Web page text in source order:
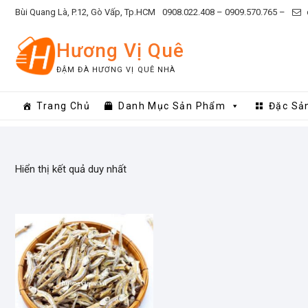
Skip
content
Bùi Quang Là, P.12, Gò Vấp, Tp.HCM 0908.022.408 – 0909.570.765 –
Hương Vị Quê
ĐẬM ĐÀ HƯƠNG VỊ QUÊ NHÀ
Trang Chủ Danh Mục Sản Phẩm Đặc
Hiển thị kết quả duy nhất